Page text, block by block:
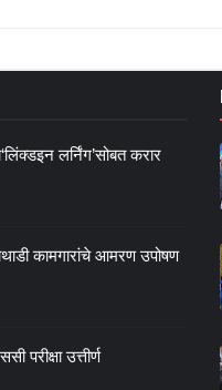
लर्निंग’सोबत करार
कामगारांचे आमरण उपोषण
परीक्षा उत्तीर्ण